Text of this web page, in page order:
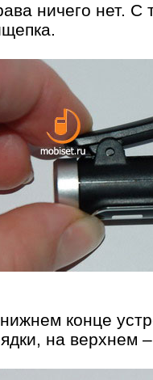
ничего нет. С
конце
на верхнем